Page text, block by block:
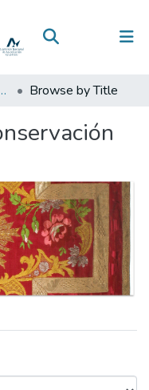
(current)
de Textiles Browse by Title